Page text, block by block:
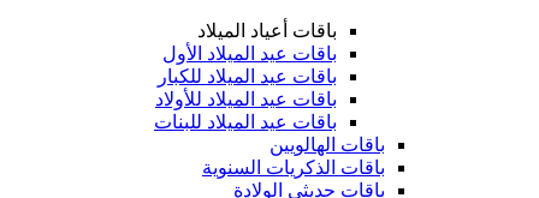
باقات أعياد الميلاد
باقات عيد الميلاد الأول
باقات عيد الميلاد للكبار
باقات عيد الميلاد للأولاد
باقات عيد الميلاد للبنات
باقات الهالويين
باقات الذكريات السنوية
باقات حديثي الولادة